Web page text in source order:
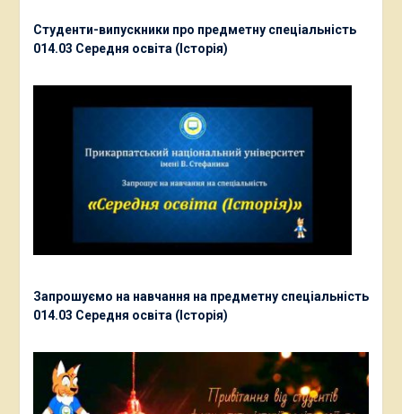
Студенти-випускники про предметну спеціальність
014.03 Середня освіта (Історія)
Запрошуємо на навчання на предметну спеціальність
014.03 Середня освіта (Історія)